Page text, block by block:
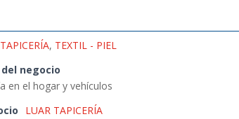
TAPICERÍA, TEXTIL - PIEL
negocio
en el hogar y vehículos
LUAR TAPICERÍA